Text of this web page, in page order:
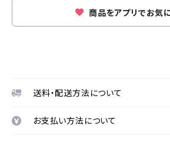
商品をアプリでお気
送料・配送方法について
お支払い方法について